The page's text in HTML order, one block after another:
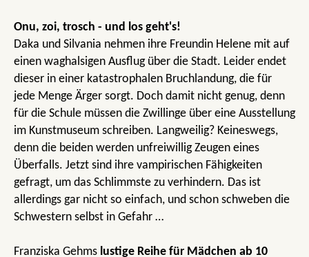
Onu, zoi, trosch - und los geht's!
Daka und Silvania nehmen ihre Freundin Helene mit auf
einen waghalsigen Ausflug über die Stadt. Leider endet
dieser in einer katastrophalen Bruchlandung, die für
jede Menge Ärger sorgt. Doch damit nicht genug, denn
für die Schule müssen die Zwillinge über eine Ausstellung
im Kunstmuseum schreiben. Langweilig? Keineswegs,
denn die beiden werden unfreiwillig Zeugen eines
Überfalls. Jetzt sind ihre vampirischen Fähigkeiten
gefragt, um das Schlimmste zu verhindern. Das ist
allerdings gar nicht so einfach, und schon schweben die
Schwestern selbst in Gefahr …
Franziska Gehms lustige Reihe für Mädchen ab 10